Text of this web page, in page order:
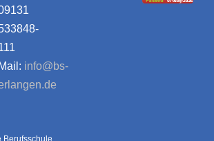
Mail: info@bs-
Berufsschule